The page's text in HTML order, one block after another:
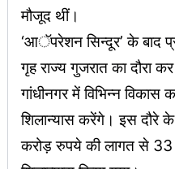
मौजूद थीं।
‘आॅपरेशन सिन्दूर’ के बाद
गृह राज्य गुजरात का दौरा
गांधीनगर में विभिन्न विकास
शिलान्यास करेंगे। इस
करोड़ रुपये की लागत से 33